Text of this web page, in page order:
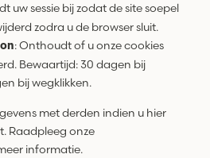
uw sessie bij zodat de site soepel
zodra u de browser sluit.
: Onthoudt of u onze cookies
Bewaartijd: 30 dagen bij
bij wegklikken.
met derden indien u hier
Raadpleeg onze
informatie.